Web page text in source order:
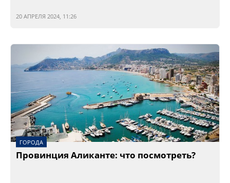
20 АПРЕЛЯ 2024, 11:26
ГОРОДА
Провинция Аликанте: что посмотреть?